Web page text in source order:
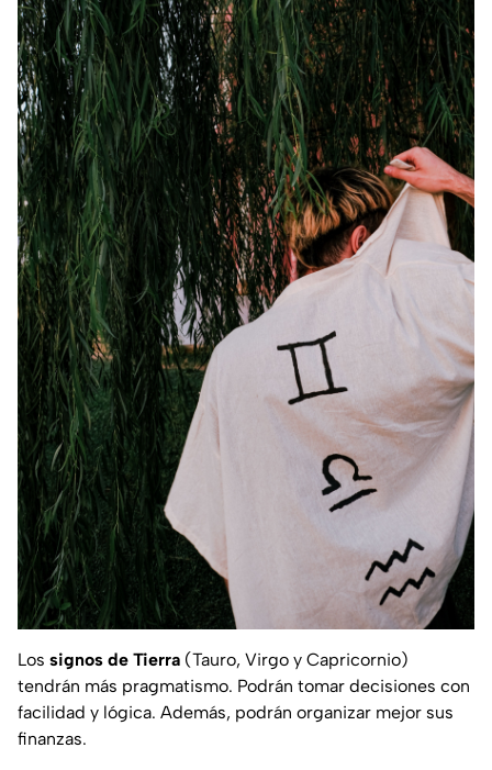
Los signos de Tierra (Tauro, Virgo y Capricornio)
tendrán más pragmatismo. Podrán tomar decisiones con
facilidad y lógica. Además, podrán organizar mejor sus
finanzas.